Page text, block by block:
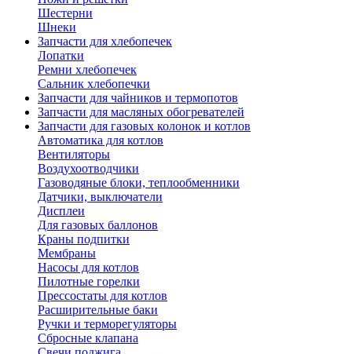
Шестерни
Шнеки
Запчасти для хлебопечек
Лопатки
Ремни хлебопечек
Сальник хлебопечки
Запчасти для чайников и термопотов
Запчасти для масляных обогревателей
Запчасти для газовых колонок и котлов
Автоматика для котлов
Вентиляторы
Воздухоотводчики
Газоводяные блоки, теплообменники
Датчики, выключатели
Дисплеи
Для газовых баллонов
Краны подпитки
Мембраны
Насосы для котлов
Пилотные горелки
Прессостаты для котлов
Расширительные баки
Ручки и терморегуляторы
Сбросные клапана